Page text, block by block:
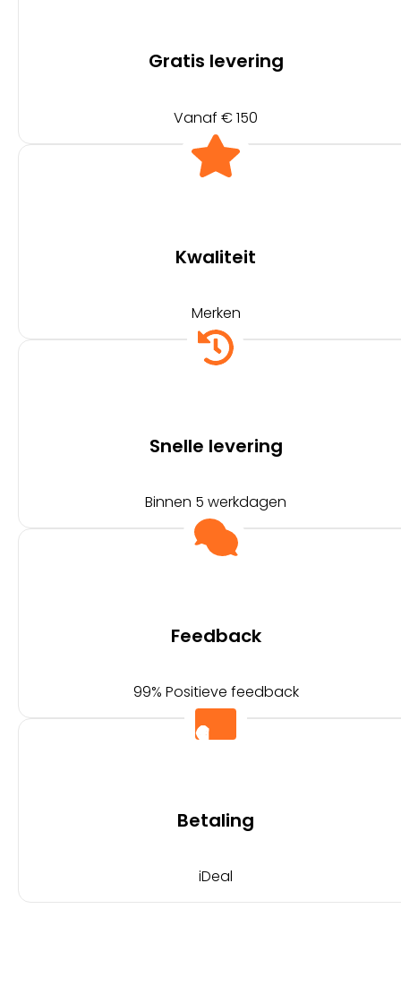
Gratis levering
Vanaf € 150
Kwaliteit
Merken
Snelle levering
Binnen 5 werkdagen
Feedback
99% Positieve feedback
Betaling
iDeal